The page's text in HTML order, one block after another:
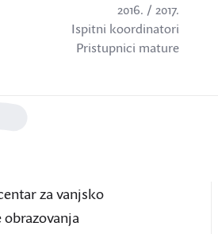
2016. / 2017.
Ispitni koordinatori
Pristupnici mature
za vanjsko